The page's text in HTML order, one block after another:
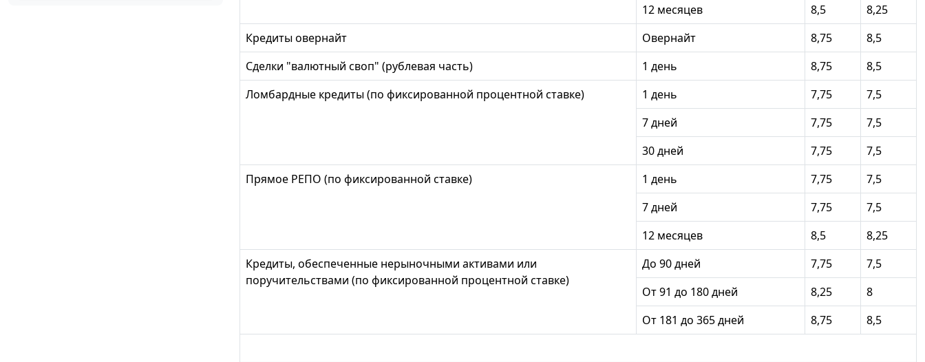
12 месяцев
8,5
8,25
Кредиты овернайт
Овернайт 8,75
8,5
Сделки "валютный своп" (рублевая часть)
1 день 8,75
8,5
Ломбардные кредиты (по фиксированной процентной ставке)
1 день 7,75
7,5
7 дней
7,75
7,5
30 дней
7,75
7,5
Прямое РЕПО (по фиксированной ставке)
1 день 7,75
7,5
7 дней
7,75
7,5
12 месяцев
8,5
8,25
Кредиты, обеспеченные нерыночными активами или
поручительствами (по фиксированной процентной ставке)
До 90 дней 7,75
7,5
От 91 до 180 дней
8,25
8
От 181 до 365 дней
8,75 8,5